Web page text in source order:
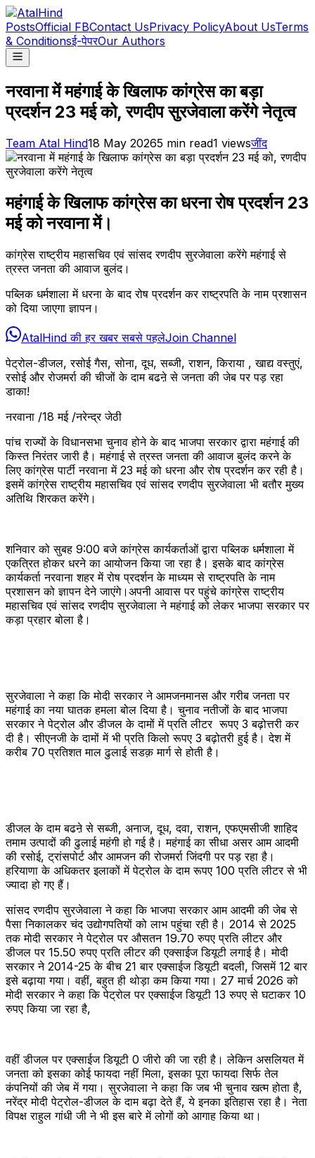
PostsOfficial FBContact UsPrivacy PolicyAbout UsTerms
& Conditionsई-पेपरOur Authors
नरवाना में महंगाई के खिलाफ कांग्रेस का बड़ा
प्रदर्शन 23 मई को, रणदीप सुरजेवाला करेंगे नेतृत्व
Team Atal Hind18 May 20265 min read1 viewsजींद
महंगाई के खिलाफ कांग्रेस का धरना रोष प्रदर्शन 23
मई को नरवाना में।
कांग्रेस राष्ट्रीय महासचिव एवं सांसद रणदीप सुरजेवाला करेंगे महंगाई से
त्रस्त जनता की आवाज बुलंद।
पब्लिक धर्मशाला में धरना के बाद रोष प्रदर्शन कर राष्ट्रपति के नाम प्रशासन
को दिया जाएगा ज्ञापन।
AtalHind की हर खबर सबसे पहलेJoin Channel
पेट्रोल-डीजल, रसोई गैस, सोना, दूध, सब्जी, राशन, किराया , खाद्य वस्तुएं,
रसोई और रोजमर्रा की चीजों के दाम बढऩे से जनता की जेब पर पड़ रहा
डाका!
नरवाना /18 मई /नरेन्द्र जेठी
पांच राज्यों के विधानसभा चुनाव होने के बाद भाजपा सरकार द्वारा महंगाई की
किस्त निरंतर जारी है। महंगाई से त्रस्त जनता की आवाज बुलंद करने के
लिए कांग्रेस पार्टी नरवाना में 23 मई को धरना और रोष प्रदर्शन कर रही है।
इसमें कांग्रेस राष्ट्रीय महासचिव एवं सांसद रणदीप सुरजेवाला भी बतौर मुख्य
अतिथि शिरकत करेंगे।
शनिवार को सुबह 9:00 बजे कांग्रेस कार्यकर्ताओं द्वारा पब्लिक धर्मशाला में
एकत्रित होकर धरने का आयोजन किया जा रहा है। इसके बाद कांग्रेस
कार्यकर्ता नरवाना शहर में रोष प्रदर्शन के माध्यम से राष्ट्रपति के नाम
प्रशासन को ज्ञापन देने जाएंगे।अपनी आवास पर पहुंचे कांग्रेस राष्ट्रीय
महासचिव एवं सांसद रणदीप सुरजेवाला ने महंगाई को लेकर भाजपा सरकार पर
कड़ा प्रहार बोला है।
सुरजेवाला ने कहा कि मोदी सरकार ने आमजनमानस और गरीब जनता पर
महंगाई का नया घातक हमला बोल दिया है। चुनाव नतीजों के बाद भाजपा
सरकार ने पेट्रोल और डीजल के दामों में प्रति लीटर रूपए 3 बढ़ोत्तरी कर
दी है। सीएनजी के दामों में भी प्रति किलो रूपए 3 बढ़ोतरी हुई है। देश में
करीब 70 प्रतिशत माल ढुलाई सडक़ मार्ग से होती है।
डीजल के दाम बढऩे से सब्जी, अनाज, दूध, दवा, राशन, एफएमसीजी शाहिद
तमाम उत्पादों की ढुलाई महंगी हो गई है। महंगाई का सीधा असर आम आदमी
की रसोई, ट्रांसपोर्ट और आमजन की रोजमर्रा जिंदगी पर पड़ रहा है।
हरियाणा के अधिकतर इलाकों में पेट्रोल के दाम रूपए 100 प्रति लीटर से भी
ज्यादा हो गए हैं।
सांसद रणदीप सुरजेवाला ने कहा कि भाजपा सरकार आम आदमी की जेब से
पैसा निकालकर चंद उद्योगपतियों को लाभ पहुंचा रही है। 2014 से 2025
तक मोदी सरकार ने पेट्रोल पर औसतन 19.70 रुपए प्रति लीटर और
डीजल पर 15.50 रुपए प्रति लीटर की एक्साईज डियूटी लगाई है। मोदी
सरकार ने 2014-25 के बीच 21 बार एक्साईज डियूटी बदली, जिसमें 12 बार
इसे बढ़ाया गया। वहीं, बहुत ही थोड़ा कम किया गया। 27 मार्च 2026 को
मोदी सरकार ने कहा कि पेट्रोल पर एक्साईज डियूटी 13 रुपए से घटाकर 10
रुपए किया जा रहा है,
वहीं डीजल पर एक्साईज डियूटी 0 जीरो की जा रही है। लेकिन असलियत में
जनता को इसका कोई फायदा नहीं मिला, इसका पूरा फायदा सिर्फ तेल
कंपनियों की जेब में गया। सुरजेवाला ने कहा कि जब भी चुनाव खत्म होता है,
नरेंद्र मोदी पेट्रोल-डीजल के दाम बढ़ा देते हैं, ये इनका इतिहास रहा है। नेता
विपक्ष राहुल गांधी जी ने भी इस बारे में लोगों को आगाह किया था।